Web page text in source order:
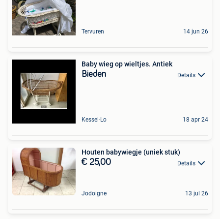
Tervuren 14 jun 26
Baby wieg op wieltjes. Antiek
Bieden Details
Kessel-Lo 18 apr 24
Houten babywiegje (uniek stuk)
€ 25,00 Details
Jodoigne 13 jul 26